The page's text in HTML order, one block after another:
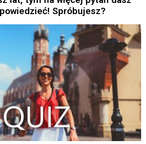
Spróbujesz?